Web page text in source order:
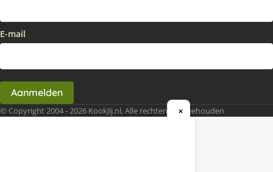
E-mail
Aanmelden
© Copyright 2004 - 2026 KookJij.nl, Alle rechten voorbehouden
×